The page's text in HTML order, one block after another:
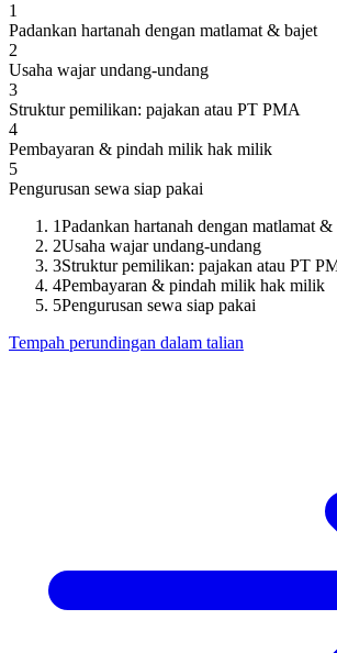
1
Padankan hartanah dengan matlamat & bajet
2
Usaha wajar undang-undang
3
Struktur pemilikan: pajakan atau PT PMA
4
Pembayaran & pindah milik hak milik
5
Pengurusan sewa siap pakai
1Padankan hartanah dengan matlamat &
2Usaha wajar undang-undang
3Struktur pemilikan: pajakan atau PT
4Pembayaran & pindah milik hak milik
5Pengurusan sewa siap pakai
Tempah perundingan dalam talian